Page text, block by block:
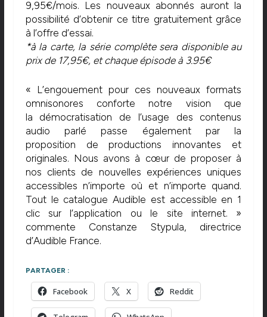
9,95€/mois. Les nouveaux abonnés auront la
possibilité d’obtenir ce titre gratuitement grâce
à l’offre d’essai.
*à la carte, la série complète sera disponible au
prix de 17,95€, et chaque épisode à 3.95€
« L’engouement pour ces nouveaux formats
omnisonores conforte notre vision que
la démocratisation de l’usage des contenus
audio parlé passe également par la
proposition de productions innovantes et
originales. Nous avons à cœur de proposer à
nos clients de nouvelles expériences uniques
accessibles n’importe où et n’importe quand.
Tout le catalogue Audible est accessible en 1
clic sur l’application ou le site internet. »
commente Constanze Stypula, directrice
d’Audible France.
PARTAGER :
Facebook X Reddit